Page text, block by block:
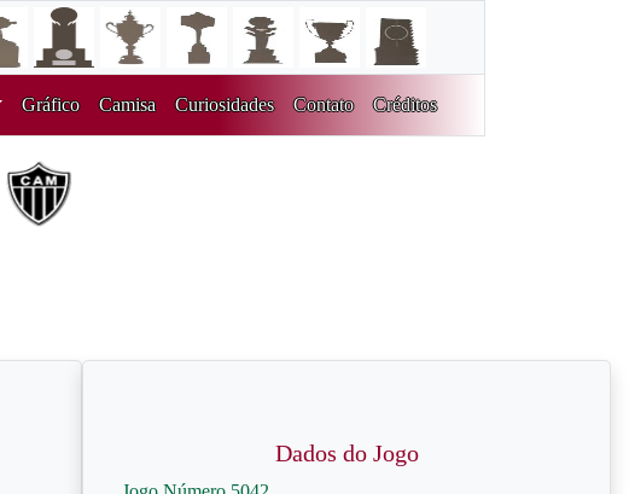
Gráfico Camisa Curiosidades Contato Créditos
Dados do Jogo